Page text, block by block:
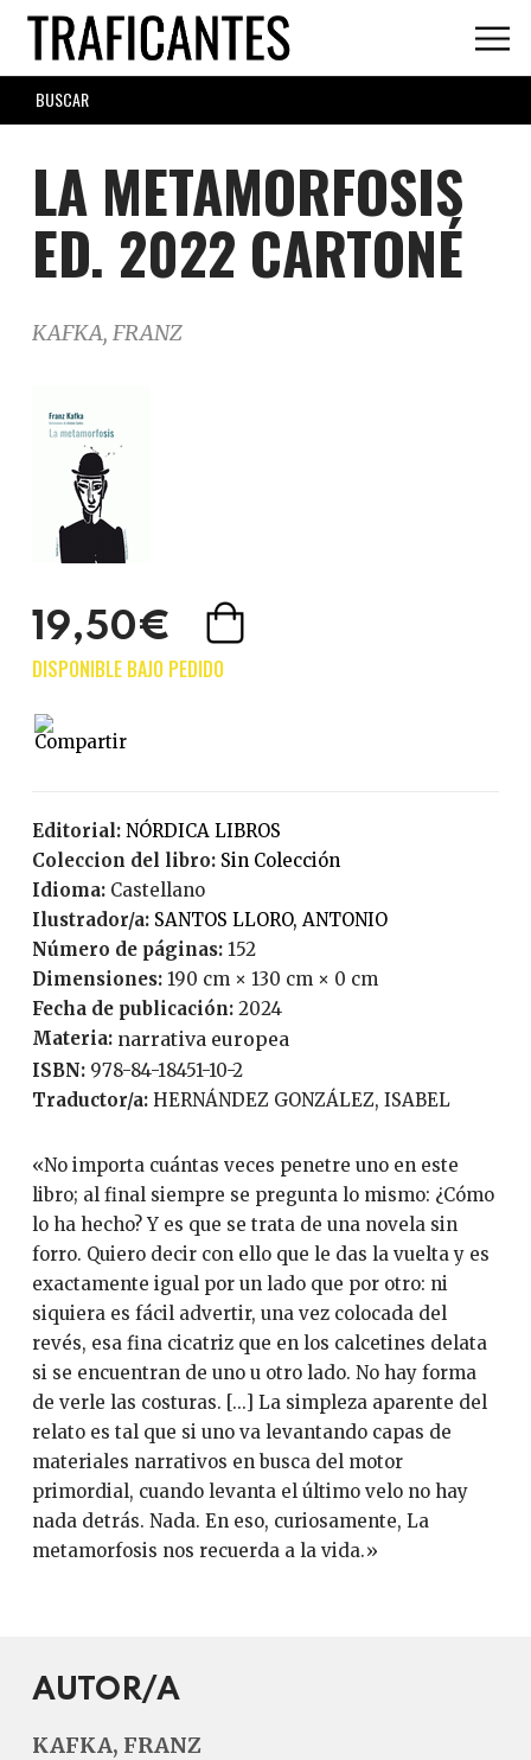
Skip
main
content
SEARCH
FORM
LA METAMORFOSIS
ED. 2022 CARTONÉ
KAFKA, FRANZ
19,50€
Editorial:
NÓRDICA LIBROS
Coleccion del libro:
Sin Colección
Idioma:
Castellano
Ilustrador/a:
SANTOS LLORO, ANTONIO
Número de páginas: 152
Dimensiones: 190 cm × 130 cm × 0 cm
Fecha de publicación:
2024
Materia: narrativa europea
ISBN:
978-84-18451-10-2
Traductor/a:
HERNÁNDEZ GONZÁLEZ, ISABEL
«No importa cuántas veces penetre uno en este
libro; al final siempre se pregunta lo mismo: ¿Cómo
lo ha hecho? Y es que se trata de una novela sin
forro. Quiero decir con ello que le das la vuelta y es
exactamente igual por un lado que por otro: ni
siquiera es fácil advertir, una vez colocada del
revés, esa fina cicatriz que en los calcetines delata
si se encuentran de uno u otro lado. No hay forma
de verle las costuras. [...] La simpleza aparente del
relato es tal que si uno va levantando capas de
materiales narrativos en busca del motor
primordial, cuando levanta el último velo no hay
nada detrás. Nada. En eso, curiosamente, La
metamorfosis nos recuerda a la vida.»
AUTOR/A
KAFKA, FRANZ